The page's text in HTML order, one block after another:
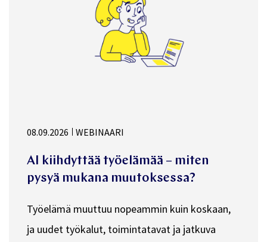
08.09.2026 WEBINAARI
AI kiihdyttää työelämää – miten
pysyä mukana muutoksessa?
Työelämä muuttuu nopeammin kuin koskaan,
ja uudet työkalut, toimintatavat ja jatkuva